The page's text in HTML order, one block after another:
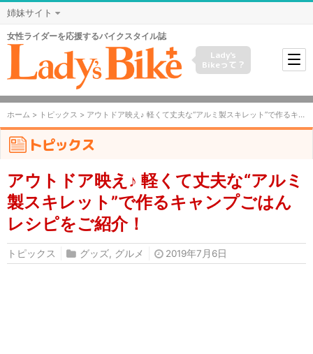
姉妹サイト
女性ライダーを応援するバイクスタイル誌
Lady's
Bikeって？
ホーム > トピックス > アウトドア映え♪ 軽くて丈夫な“アルミ製スキレット”で作るキャンプごはんレシピをご紹介！
トピックス
アウトドア映え♪ 軽くて丈夫な“アルミ
製スキレット”で作るキャンプごはん
レシピをご紹介！
トピックス グッズ, グルメ 2019年7月6日